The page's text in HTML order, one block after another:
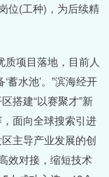
位(工种)，为后续精
项目落地，目前人
蓄水池’。”滨海经开
搭建“以赛聚才”新
面向全球搜索引进
主导产业发展的创
效对接，缩短技术